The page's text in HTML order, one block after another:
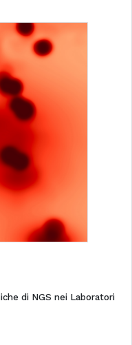
di NGS nei Laboratori